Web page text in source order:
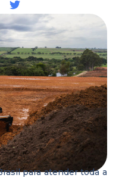
Agenda
Contato
para atender toda a